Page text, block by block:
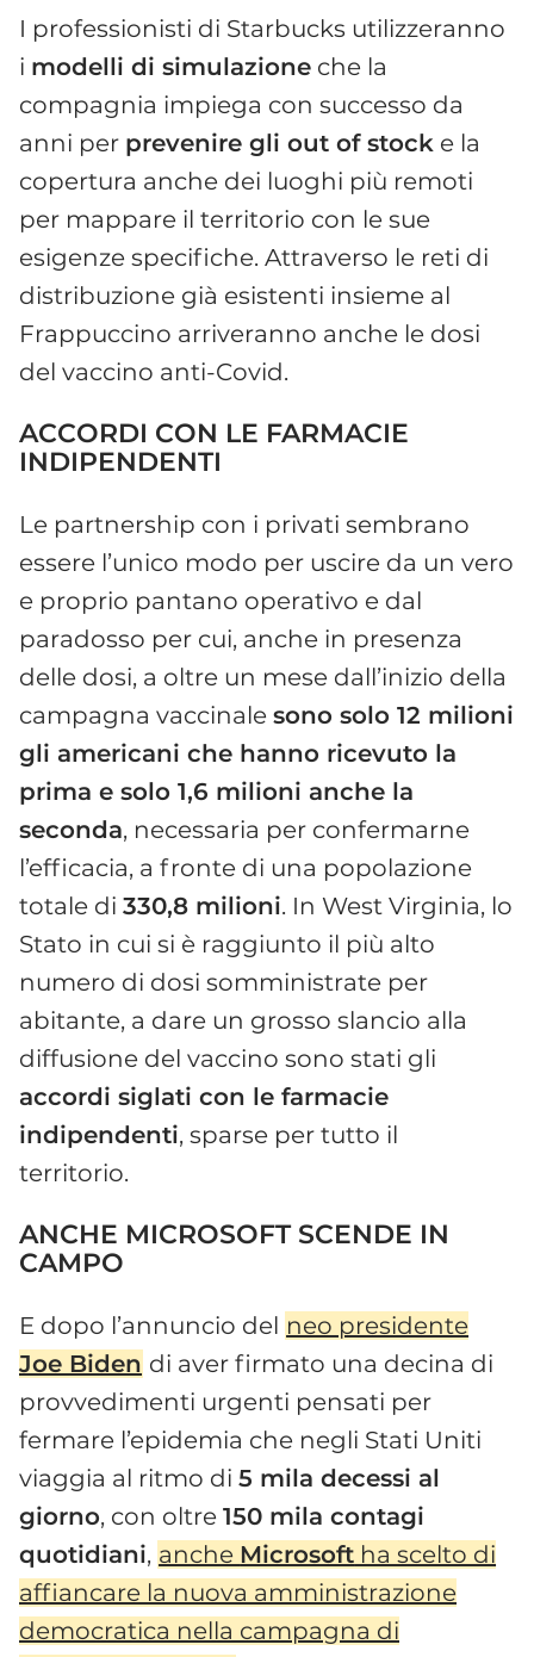
I professionisti di Starbucks utilizzeranno
i modelli di simulazione che la
compagnia impiega con successo da
anni per prevenire gli out of stock e la
copertura anche dei luoghi più remoti
per mappare il territorio con le sue
esigenze specifiche. Attraverso le reti di
distribuzione già esistenti insieme al
Frappuccino arriveranno anche le dosi
del vaccino anti-Covid.
ACCORDI CON LE FARMACIE
INDIPENDENTI
Le partnership con i privati sembrano
essere l’unico modo per uscire da un vero
e proprio pantano operativo e dal
paradosso per cui, anche in presenza
delle dosi, a oltre un mese dall’inizio della
campagna vaccinale sono solo 12 milioni
gli americani che hanno ricevuto la
prima e solo 1,6 milioni anche la
seconda, necessaria per confermarne
l’efficacia, a fronte di una popolazione
totale di 330,8 milioni. In West Virginia, lo
Stato in cui si è raggiunto il più alto
numero di dosi somministrate per
abitante, a dare un grosso slancio alla
diffusione del vaccino sono stati gli
accordi siglati con le farmacie
indipendenti, sparse per tutto il
territorio.
ANCHE MICROSOFT SCENDE IN
CAMPO
E dopo l’annuncio del neo presidente
Joe Biden di aver firmato una decina di
provvedimenti urgenti pensati per
fermare l’epidemia che negli Stati Uniti
viaggia al ritmo di 5 mila decessi al
giorno, con oltre 150 mila contagi
quotidiani, anche Microsoft ha scelto di
affiancare la nuova amministrazione
democratica nella campagna di